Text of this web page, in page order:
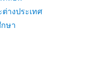
างประเทศ
ษา